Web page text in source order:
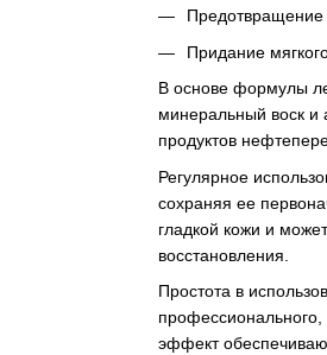
Придание
В основе формулы
минеральный воск и
продуктов
Регулярное
сохраняя ее
гладкой кожи и
восстановления.
Простота в
эффект